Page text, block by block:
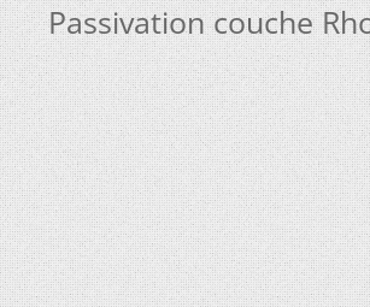
Passivation couche